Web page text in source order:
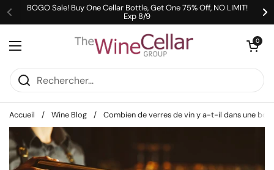
Passer au contenu
Précédent
BOGO Sale! Buy One Cellar Bottle, Get One 75% Off, NO LIMIT!
Exp 8/9
Ouvrir le menu
Ouvrir le
0
Accueil / Wine Blog / Combien de verres de vin y a-t-il dans une